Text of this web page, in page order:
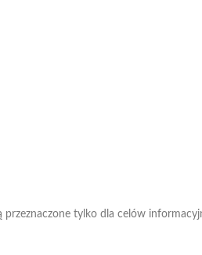
przeznaczone tylko dla celów